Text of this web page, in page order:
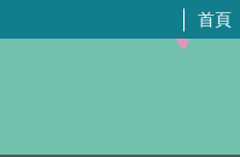
首頁